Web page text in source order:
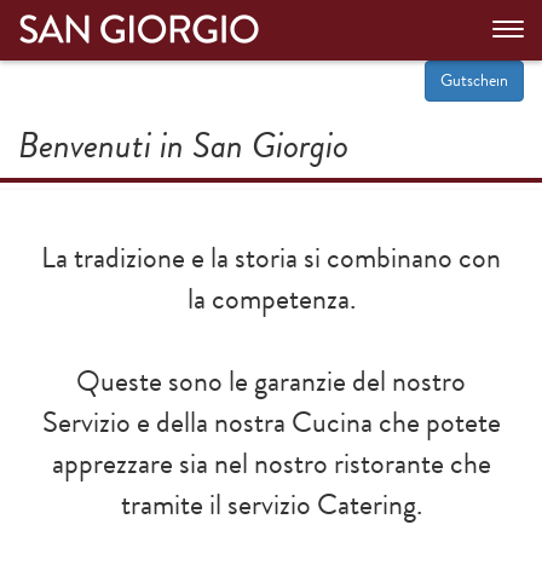
Gutschein
Benvenuti in San Giorgio
La tradizione e la storia si combinano con
la competenza.
Queste sono le garanzie del nostro
Servizio e della nostra Cucina che potete
apprezzare sia nel nostro ristorante che
tramite il servizio Catering.